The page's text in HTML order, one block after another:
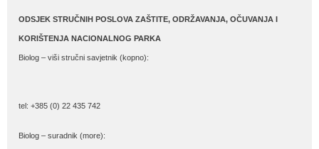
ODSJEK STRUČNIH POSLOVA ZAŠTITE, ODRŽAVANJA, OČUVANJA I
KORIŠTENJA NACIONALNOG PARKA
Biolog – viši stručni savjetnik (kopno):
tel: +385 (0) 22 435 742
Biolog – suradnik (more):